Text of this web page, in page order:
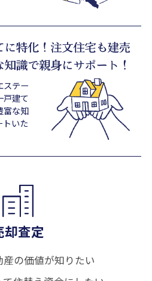
ステー
戸建て
富な知
トいた
却査定
の価値が知りたい